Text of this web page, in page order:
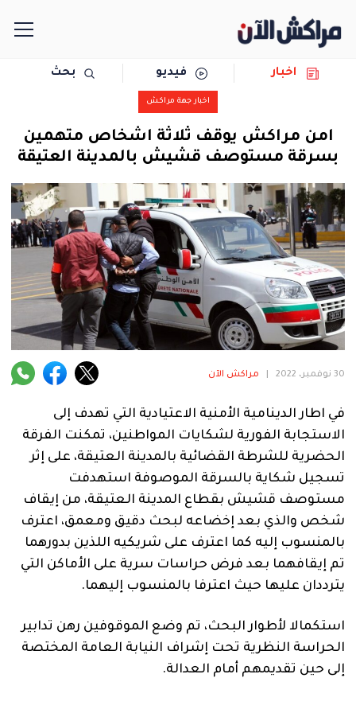
سياسة
رياضة
حوادث
دولية
المرأة
آراء
اخبار فيديو بحث
اخبار جهة مراكش
امن مراكش يوقف ثلاثة اشخاص متهمين
بسرقة مستوصف قشيش بالمدينة العتيقة
30 نوفمبر، 2022 مراكش الآن
في اطار الدينامية الأمنية الاعتيادية التي تهدف إلى
الاستجابة الفورية لشكايات المواطنين، تمكنت الفرقة
الحضرية للشرطة القضائية بالمدينة العتيقة، على إثر
تسجيل شكاية بالسرقة الموصوفة استهدفت
مستوصف قشيش بقطاع المدينة العتيقة، من إيقاف
شخص والذي بعد إخضاعه لبحث دقيق ومعمق، اعترف
بالمنسوب إليه كما اعترف على شريكيه اللذين بدورهما
تم إيقافهما بعد فرض حراسات سرية على الأماكن التي
يترددان عليها حيث اعترفا بالمنسوب إليهما.
استكمالا لأطوار البحث، تم وضع الموقوفين رهن تدابير
الحراسة النظرية تحت إشراف النيابة العامة المختصة
إلى حين تقديمهم أمام العدالة.